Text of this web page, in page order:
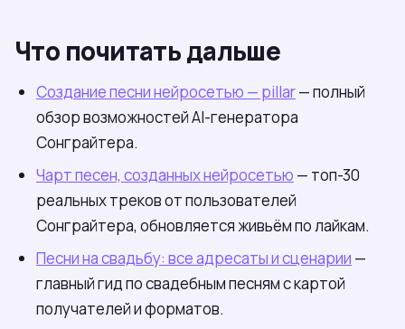
Что почитать дальше
Создание песни нейросетью — pillar— полный
обзор возможностей AI-генератора
Сонграйтера.
Чарт песен, созданных нейросетью — топ-30
реальных треков от пользователей
Сонграйтера, обновляется живьём по лайкам.
Песни на свадьбу: все адресаты и сценарии —
главный гид по свадебным песням с картой
получателей и форматов.